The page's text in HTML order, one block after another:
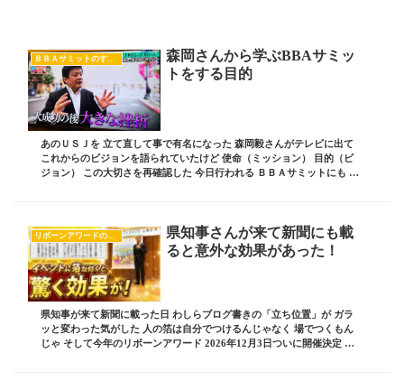
ＢＢＡサミットのすべて
森岡さんから学ぶBBAサミッ
トをする目的
あのＵＳＪを 立て直して事で有名になった 森岡毅さんがテレビに出て
これからのビジョンを語られていたけど 使命（ミッション） 目的（ビ
ジョン） この大切さを再確認した 今日行われる ＢＢＡサミットにも こ
リボーンアワードのすべて
県知事さんが来て新聞にも載
ると意外な効果があった！
県知事が来て新聞に載った日 わしらブログ書きの「立ち位置」が ガラ
ッと変わった気がした 人の箔は自分でつけるんじゃなく 場でつくもん
じゃ そして今年のリボーンアワード 2026年12月3日ついに開催決定 ブ